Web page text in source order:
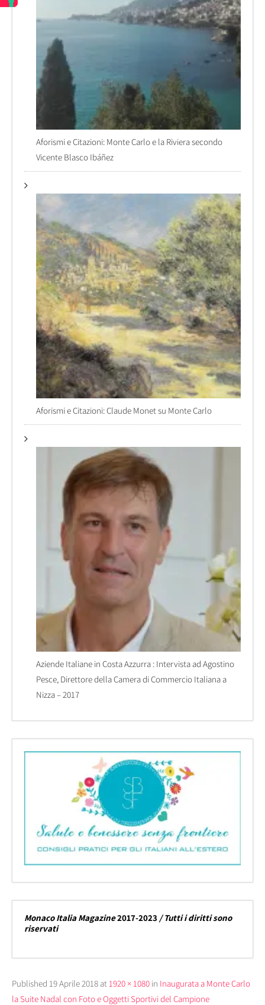
Aforismi e Citazioni: Monte Carlo e la Riviera secondo
Vicente Blasco Ibáñez
Aforismi e Citazioni: Claude Monet su Monte Carlo
Aziende Italiane in Costa Azzurra : Intervista ad Agostino
Pesce, Direttore della Camera di Commercio Italiana a
Nizza – 2017
Monaco Italia Magazine2017-2023 / Tutti i diritti sono
riservati
Published 19 Aprile 2018 at1920 × 1080 in Inaugurata a Monte Carlo
la Suite Nadal con Foto e Oggetti Sportivi del Campione